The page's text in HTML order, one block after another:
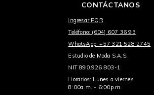
CONTÁCTANOS
Ingresar PQR
Teléfono: (604) 607 36 93
WhatsApp: +57 321 528 2745
Estudio de Moda S.A.S.
NIT 890.926.803-1
Horarios: Lunes a viernes
8:00a.m. - 6:00p.m.